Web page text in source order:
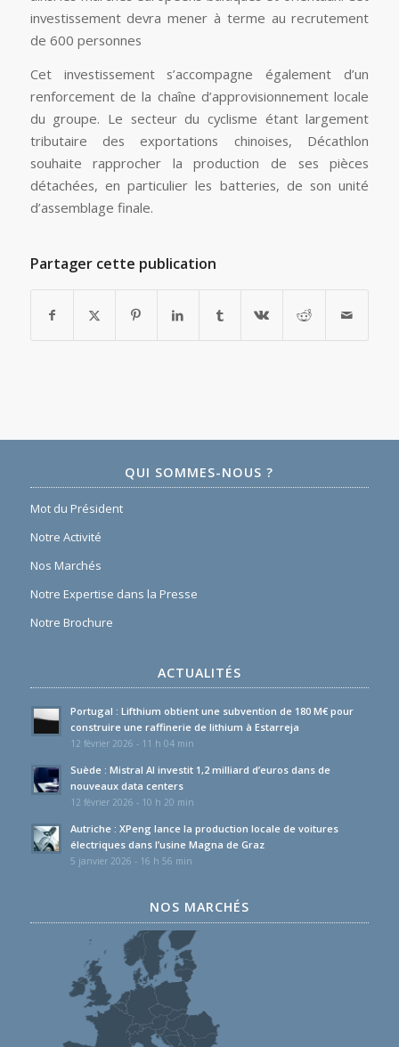
investissement devra mener à terme au recrutement
de 600 personnes
Cet investissement s’accompagne également d’un
renforcement de la chaîne d’approvisionnement locale
du groupe. Le secteur du cyclisme étant largement
tributaire des exportations chinoises, Décathlon
souhaite rapprocher la production de ses pièces
détachées, en particulier les batteries, de son unité
d’assemblage finale.
Partager cette publication
QUI SOMMES-NOUS ?
Mot du Président
Notre Activité
Nos Marchés
Notre Expertise dans la Presse
Notre Brochure
ACTUALITÉS
Portugal : Lifthium obtient une subvention de 180 M€ pour
construire une raffinerie de lithium à Estarreja
12 février 2026 - 11 h 04 min
Suède : Mistral AI investit 1,2 milliard d’euros dans de
nouveaux data centers
12 février 2026 - 10 h 20 min
Autriche : XPeng lance la production locale de voitures
électriques dans l’usine Magna de Graz
5 janvier 2026 - 16 h 56 min
NOS MARCHÉS